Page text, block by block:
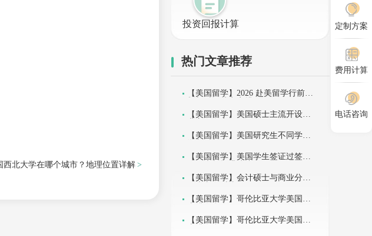
西北大学在哪个城市？地理位置详解
投资回报计算
热门文章推荐
【美国留学】2026 赴美留学行前规
【美国留学】美国硕士主流开设专
【美国留学】美国研究生不同学位
【美国留学】美国学生签证过签影
【美国留学】会计硕士与商业分析
【美国留学】哥伦比亚大学美国本
【美国留学】哥伦比亚大学美国本
定制方案
费用计算
电话咨询